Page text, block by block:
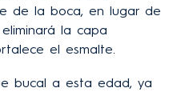
de la boca, en lugar de
la capa
el esmalte.
bucal a esta edad, ya